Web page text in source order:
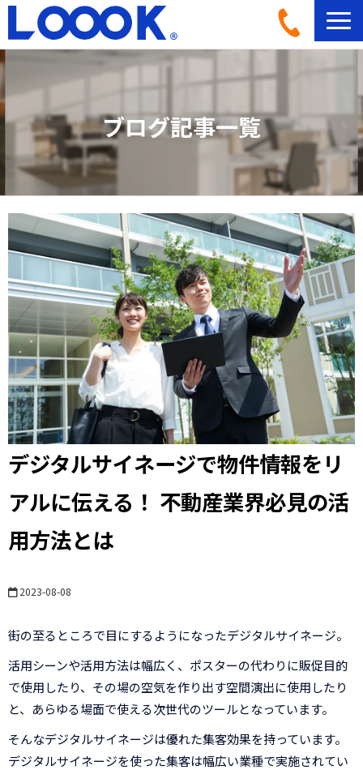
LOOOKとは
活用イメージ
導入事例一覧
ブログ記事一覧
よくあるご質問
お問い合わせ
ブログ記事一覧
デジタルサイネージで物件情報をリ
アルに伝える！ 不動産業界必見の活
用方法とは
2023-08-08
街の至るところで目にするようになったデジタルサイネージ。
活用シーンや活用方法は幅広く、ポスターの代わりに販促目的
で使用したり、その場の空気を作り出す空間演出に使用したり
と、あらゆる場面で使える次世代のツールとなっています。
そんなデジタルサイネージは優れた集客効果を持っています。
デジタルサイネージを使った集客は幅広い業種で実施されてい